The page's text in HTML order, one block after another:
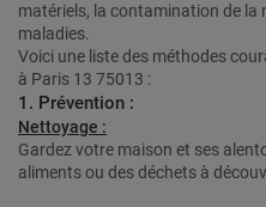
matériels, la contamination de
maladies.
Voici une liste des méthodes
à Paris 13 75013 :
1. Prévention :
Nettoyage :
Gardez votre maison et ses
aliments ou des déchets à